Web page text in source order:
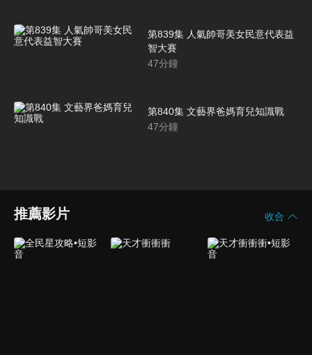
第839集 人氣帥哥美女民意代表益
智大賽
47分鐘
第840集 文藝界爸媽育兒知識戰
47分鐘
推薦影片 收合